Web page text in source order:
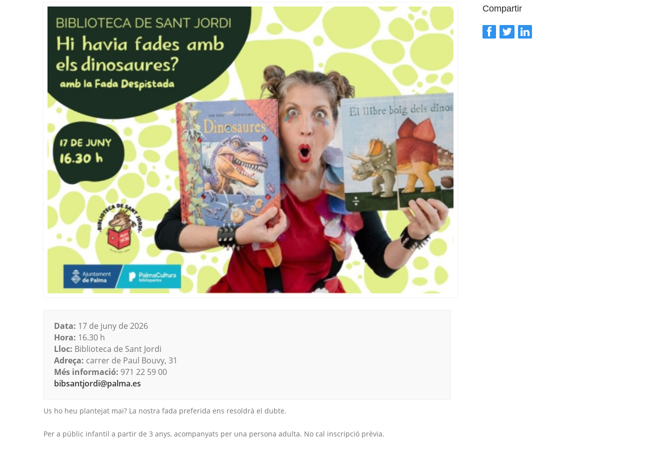
Data: 17 de juny de 2026
Hora: 16.30 h
Lloc: Biblioteca de Sant Jordi
Adreça: carrer de Paul Bouvy, 31
Més informació: 971 22 59 00
bibsantjordi@palma.es
Us ho heu plantejat mai? La nostra fada preferida ens resoldrà el dubte.
Per a públic infantil a partir de 3 anys, acompanyats per una persona adulta. No cal inscripció prèvia.
Compartir